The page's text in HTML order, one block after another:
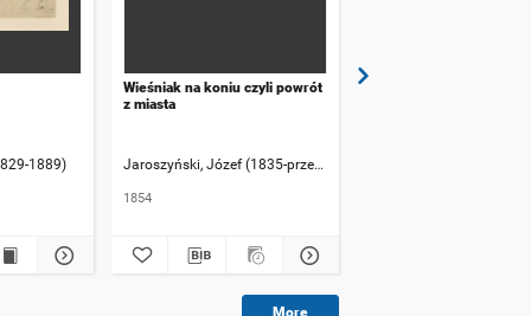
1889)
Wieśniak na koniu czyli powrót
z miasta
Jaroszyński, Józef (1835-przed 1900)
1854
More